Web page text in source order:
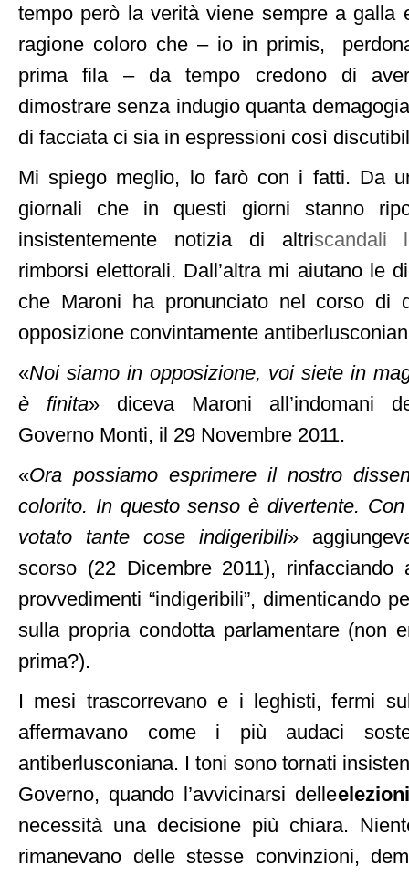
tempo però la verità viene sempre a
ragione coloro che – io in primis,
prima fila – da tempo credono di
dimostrare senza indugio quanta
di facciata ci sia in espressioni così
Mi spiego meglio, lo farò con i fatti. Da
giornali che in questi giorni stanno
insistentemente notizia di altriscandali
rimborsi elettorali. Dall’altra mi aiutano le
che Maroni ha pronunciato nel corso di
opposizione convintamente
«Noi siamo in opposizione, voi siete in
è finita» diceva Maroni all’indomani
Governo Monti, il 29 Novembre 2011.
«Ora possiamo esprimere il nostro
colorito. In questo senso è divertente.
votato tante cose indigeribili»
scorso (22 Dicembre 2011),
provvedimenti “indigeribili”, dimenticando
sulla propria condotta parlamentare (non
prima?).
I mesi trascorrevano e i leghisti, fermi
affermavano come i più audaci
antiberlusconiana. I toni sono tornati
Governo, quando l’avvicinarsi delleelezioni
necessità una decisione più chiara.
rimanevano delle stesse convinzioni,